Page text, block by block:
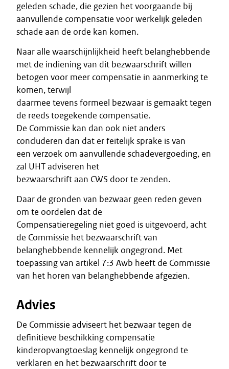
geleden schade, die gezien het voorgaande bij
aanvullende compensatie voor werkelijk geleden
schade aan de orde kan komen.
Naar alle waarschijnlijkheid heeft belanghebbende
met de indiening van dit bezwaarschrift willen
betogen voor meer compensatie in aanmerking te
komen, terwijl
daarmee tevens formeel bezwaar is gemaakt tegen
de reeds toegekende compensatie.
De Commissie kan dan ook niet anders
concluderen dan dat er feitelijk sprake is van
een verzoek om aanvullende schadevergoeding, en
zal UHT adviseren het
bezwaarschrift aan CWS door te zenden.
Daar de gronden van bezwaar geen reden geven
om te oordelen dat de
Compensatieregeling niet goed is uitgevoerd, acht
de Commissie het bezwaarschrift van
belanghebbende kennelijk ongegrond. Met
toepassing van artikel 7:3 Awb heeft de Commissie
van het horen van belanghebbende afgezien.
Advies
De Commissie adviseert het bezwaar tegen de
definitieve beschikking compensatie
kinderopvangtoeslag kennelijk ongegrond te
verklaren en het bezwaarschrift door te